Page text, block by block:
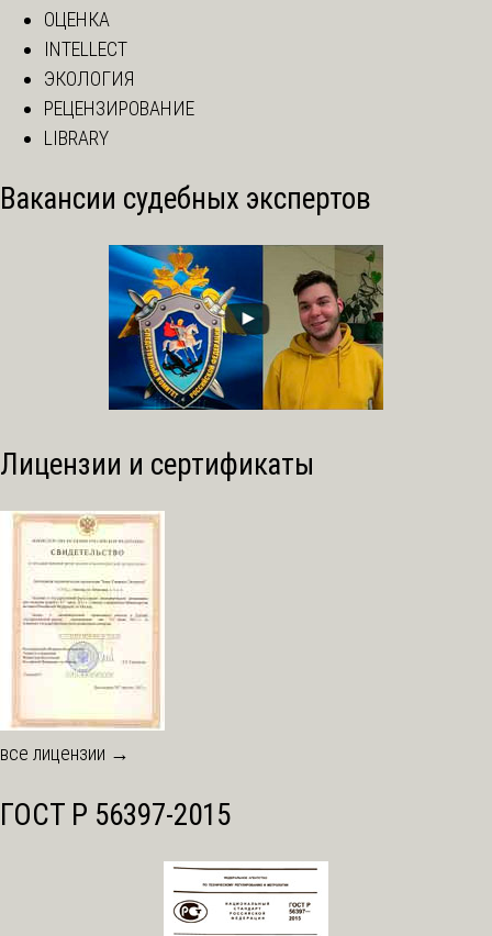
ОЦЕНКА
INTELLECT
ЭКОЛОГИЯ
РЕЦЕНЗИРОВАНИЕ
LIBRARY
Вакансии судебных экспертов
Лицензии и сертификаты
все лицензии →
ГОСТ Р 56397-2015